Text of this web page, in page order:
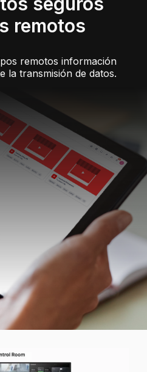
remotos
remotos información
la transmisión de datos.